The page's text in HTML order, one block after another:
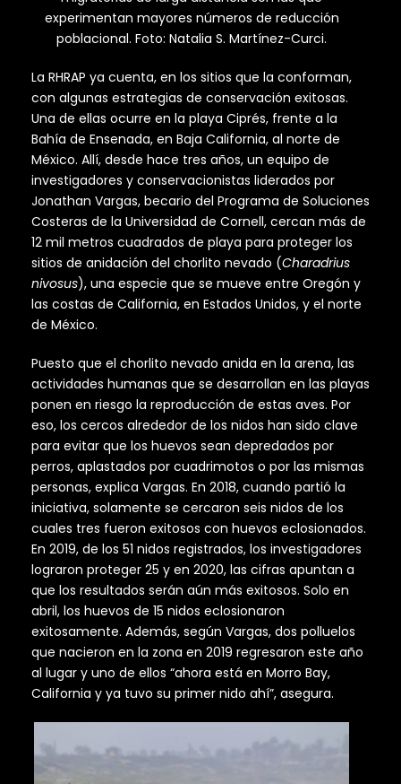
experimentan mayores números de reducción
poblacional. Foto: Natalia S. Martínez-Curci.
La RHRAP ya cuenta, en los sitios que la conforman,
con algunas estrategias de conservación exitosas.
Una de ellas ocurre en la playa Ciprés, frente a la
Bahía de Ensenada, en Baja California, al norte de
México. Allí, desde hace tres años, un equipo de
investigadores y conservacionistas liderados por
Jonathan Vargas, becario del Programa de Soluciones
Costeras de la Universidad de Cornell, cercan más de
12 mil metros cuadrados de playa para proteger los
sitios de anidación del chorlito nevado (Charadrius
nivosus), una especie que se mueve entre Oregón y
las costas de California, en Estados Unidos, y el norte
de México.
Puesto que el chorlito nevado anida en la arena, las
actividades humanas que se desarrollan en las playas
ponen en riesgo la reproducción de estas aves. Por
eso, los cercos alrededor de los nidos han sido clave
para evitar que los huevos sean depredados por
perros, aplastados por cuadrimotos o por las mismas
personas, explica Vargas. En 2018, cuando partió la
iniciativa, solamente se cercaron seis nidos de los
cuales tres fueron exitosos con huevos eclosionados.
En 2019, de los 51 nidos registrados, los investigadores
lograron proteger 25 y en 2020, las cifras apuntan a
que los resultados serán aún más exitosos. Solo en
abril, los huevos de 15 nidos eclosionaron
exitosamente. Además, según Vargas, dos polluelos
que nacieron en la zona en 2019 regresaron este año
al lugar y uno de ellos “ahora está en Morro Bay,
California y ya tuvo su primer nido ahí”, asegura.